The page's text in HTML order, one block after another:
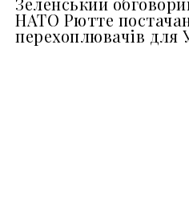
НАТО Рютте
перехоплювачів для